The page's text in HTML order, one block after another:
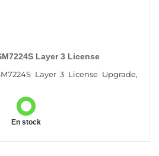
Layer 3 License
Layer 3 License Upgrade,
En stock